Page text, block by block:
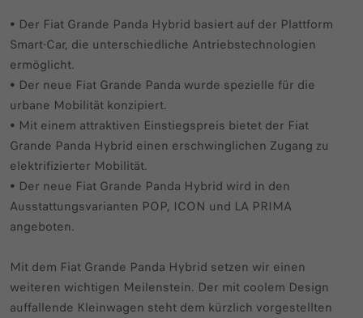
• Der Fiat Grande Panda Hybrid basiert auf der Plattform
Smart-Car, die unterschiedliche Antriebstechnologien
ermöglicht.
• Der neue Fiat Grande Panda wurde spezielle für die
urbane Mobilität konzipiert.
• Mit einem attraktiven Einstiegspreis bietet der Fiat
Grande Panda Hybrid einen erschwinglichen Zugang zu
elektrifizierter Mobilität.
• Der neue Fiat Grande Panda Hybrid wird in den
Ausstattungsvarianten POP, ICON und LA PRIMA
angeboten.
Mit dem Fiat Grande Panda Hybrid setzen wir einen
weiteren wichtigen Meilenstein. Der mit coolem Design
auffallende Kleinwagen steht dem kürzlich vorgestellten